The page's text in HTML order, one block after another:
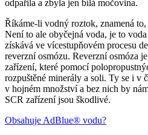
odpařila a zbyla jen bílá močovina.
Říkáme-li vodný roztok, znamená
Není to ale obyčejná voda, je to
získává ve vícestupňovém procesu
reverzní osmózu. Reverzní osmóza
zařízení, které pomocí
rozpuštěné minerály a soli. Ty se i v
v hojném množství a bez nich by
SCR zařízení jsou škodlivé.
Obsahuje AdBlue® vodu?